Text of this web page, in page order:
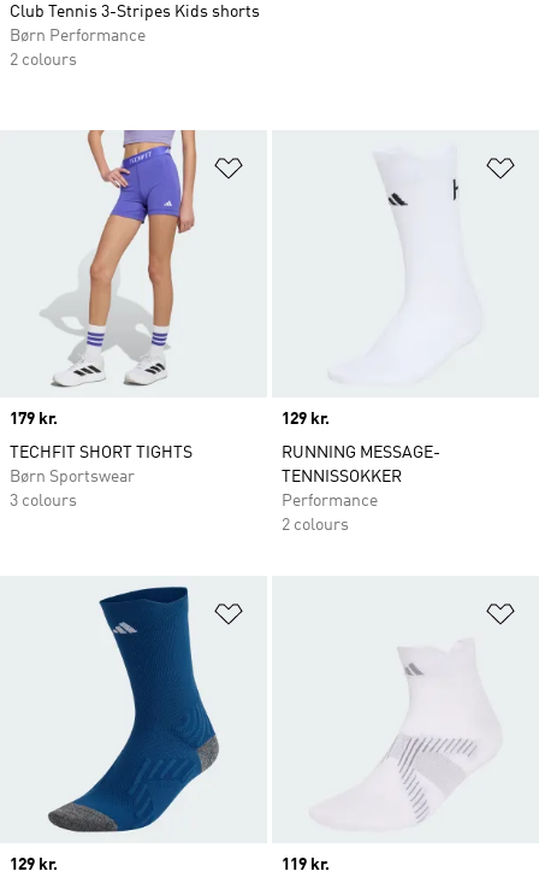
Price
179 kr.
TECHFIT SHORT TIGHTS
Børn Sportswear
3 colours
Price
129 kr.
RUNNING MESSAGE-
TENNISSOKKER
Performance
2 colours
Price
129 kr.
Price
119 kr.
Club Tennis 3-Stripes Kids shorts
Børn Performance
2 colours